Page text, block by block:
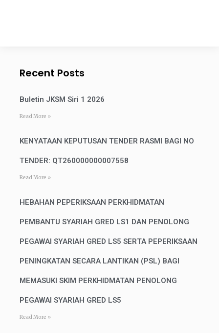
Recent Posts
Buletin JKSM Siri 1 2026
Read More »
KENYATAAN KEPUTUSAN TENDER RASMI BAGI NO
TENDER: QT260000000007558
Read More »
HEBAHAN PEPERIKSAAN PERKHIDMATAN
PEMBANTU SYARIAH GRED LS1 DAN PENOLONG
PEGAWAI SYARIAH GRED LS5 SERTA PEPERIKSAAN
PENINGKATAN SECARA LANTIKAN (PSL) BAGI
MEMASUKI SKIM PERKHIDMATAN PENOLONG
PEGAWAI SYARIAH GRED LS5
Read More »